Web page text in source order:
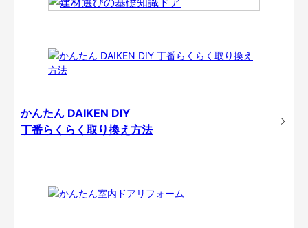
かんたん DAIKEN DIY
丁番らくらく取り換え方法